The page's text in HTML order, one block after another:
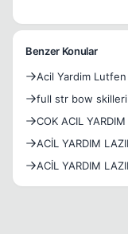
Benzer Konular
Acil Yardim
full str bow
COK ACIL
ACİL YARDIM
ACİL YARDIM